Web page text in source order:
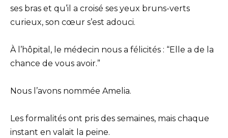
ses bras et qu’il a croisé ses yeux bruns-verts
curieux, son cœur s’est adouci.
À l’hôpital, le médecin nous a félicités : “Elle a de la
chance de vous avoir.”
Nous l’avons nommée Amelia.
Les formalités ont pris des semaines, mais chaque
instant en valait la peine.